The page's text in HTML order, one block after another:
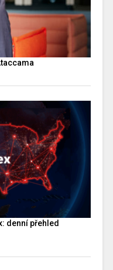
denní přehled